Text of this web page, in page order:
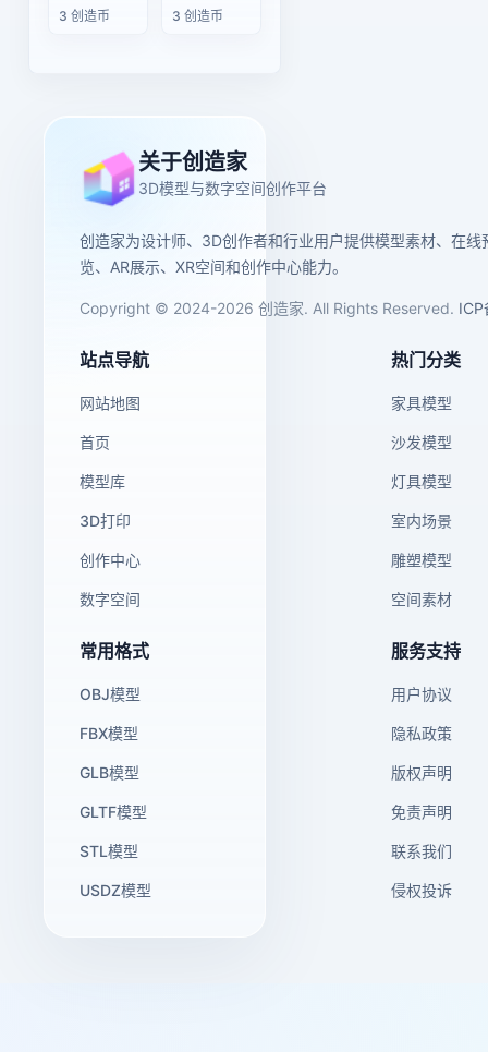
3 创造币 3 创造币
关于创造家
3D模型与数字空间创作平台
创造家为设计师、3D创作者和行业用户提供模型素材、在线
览、AR展示、XR空间和创作中心能力。
Copyright © 2024-2026 创造家. All Rights Reserved. ICP
站点导航
网站地图
首页
模型库
3D打印
创作中心
数字空间
热门分类
家具模型
沙发模型
灯具模型
室内场景
雕塑模型
空间素材
常用格式
OBJ模型
FBX模型
GLB模型
GLTF模型
STL模型
USDZ模型
服务支持
用户协议
隐私政策
版权声明
免责声明
联系我们
侵权投诉